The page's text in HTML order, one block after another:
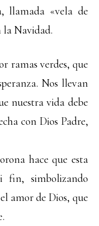
llamada «vela de
la Navidad.
ramas verdes, que
Nos llevan
nuestra vida debe
con Dios Padre,
hace que esta
simbolizando
amor de Dios, que